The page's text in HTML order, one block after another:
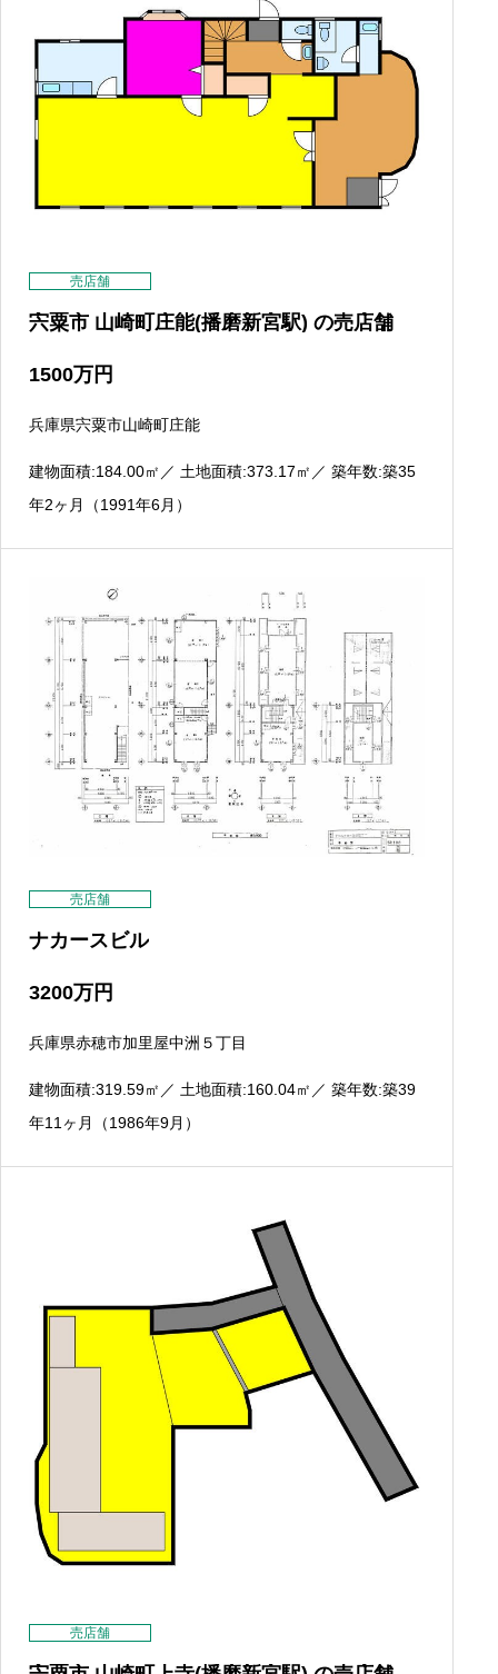
売店舗
宍粟市 山崎町庄能(播磨新宮駅) の売店舗
1500万円
兵庫県宍粟市山崎町庄能
建物面積:184.00㎡ ／ 土地面積:373.17㎡ ／ 築年数:築35
年2ヶ月（1991年6月）
売店舗
ナカースビル
3200万円
兵庫県赤穂市加里屋中洲５丁目
建物面積:319.59㎡ ／ 土地面積:160.04㎡ ／ 築年数:築39
年11ヶ月（1986年9月）
売店舗